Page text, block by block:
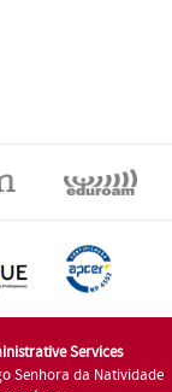
Services
Senhora da Natividade